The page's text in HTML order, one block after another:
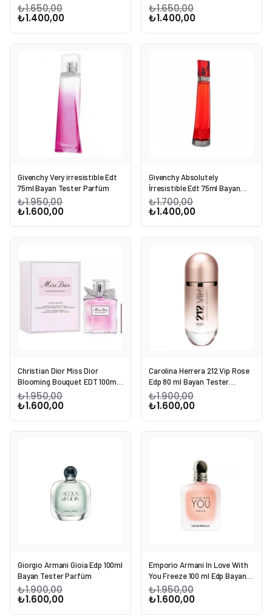
₺1.650,00
₺1.400,00
₺1.650,00
₺1.400,00
Givenchy Very irresistible Edt
75ml Bayan Tester Parfüm
₺1.950,00
₺1.600,00
Givenchy Absolutely
İrresistible Edt 75ml Bayan
Tester Parfüm
₺1.700,00
₺1.400,00
Christian Dior Miss Dior
Blooming Bouquet EDT 100ml
Bayan Tester Parfüm
₺1.950,00
₺1.600,00
Carolina Herrera 212 Vip Rose
Edp 80 ml Bayan Tester
Parfüm
₺1.900,00
₺1.600,00
Giorgio Armani Gioia Edp 100ml
Bayan Tester Parfüm
₺1.900,00
₺1.600,00
Emporio Armani In Love With
You Freeze 100 ml Edp Bayan
Tester Parfüm
₺1.950,00
₺1.600,00